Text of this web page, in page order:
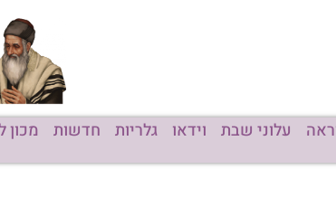
עלוני שבת וידאו גלריות חדשות מכון